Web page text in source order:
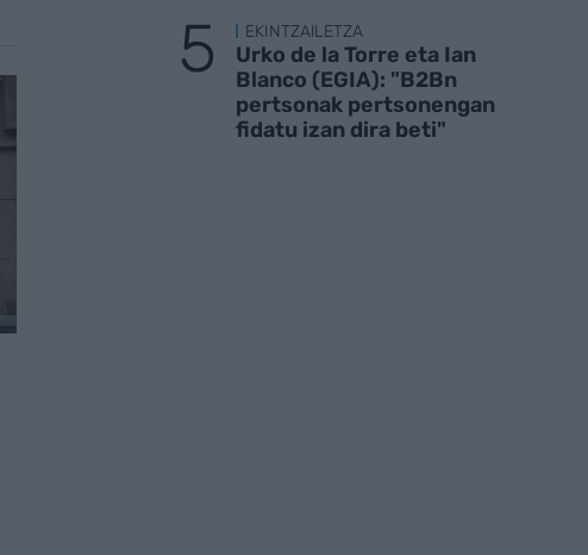
EKINTZAILETZA
Urko de la Torre eta Ian
Blanco (EGIA): "B2Bn
pertsonak pertsonengan
fidatu izan dira beti"